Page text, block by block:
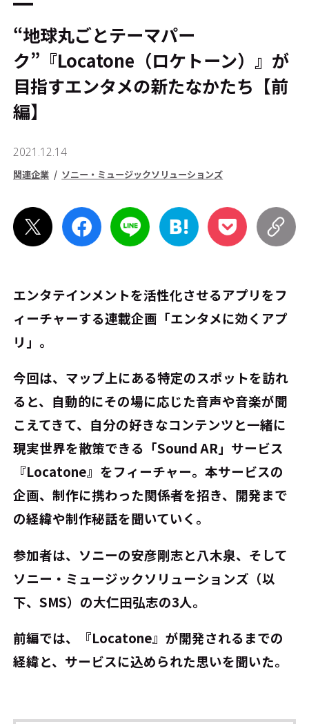
“地球丸ごとテーマパー
ク”『Locatone（ロケトーン）』が
目指すエンタメの新たなかたち【前
編】
2021.12.14
関連企業 ソニー・ミュージックソリューションズ
エンタテインメントを活性化させるアプリをフ
ィーチャーする連載企画「エンタメに効くアプ
リ」。
今回は、マップ上にある特定のスポットを訪れ
ると、自動的にその場に応じた音声や音楽が聞
こえてきて、自分の好きなコンテンツと一緒に
現実世界を散策できる「Sound AR」サービス
『Locatone』をフィーチャー。本サービスの
企画、制作に携わった関係者を招き、開発まで
の経緯や制作秘話を聞いていく。
参加者は、ソニーの安彦剛志と八木泉、そして
ソニー・ミュージックソリューションズ（以
下、SMS）の大仁田弘志の3人。
前編では、『Locatone』が開発されるまでの
経緯と、サービスに込められた思いを聞いた。